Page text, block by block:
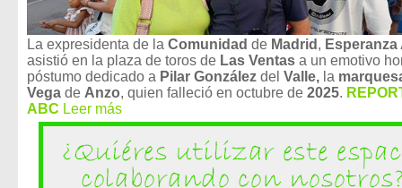
La expresidenta de la Comunidad de Madrid ,
asistió en la plaza de toros de Las Ventas a un emotivo
póstumo dedicado a Pilar González del Valle, la
Vega de Anzo, quien falleció en octubre de 2025.
ABC Leer más